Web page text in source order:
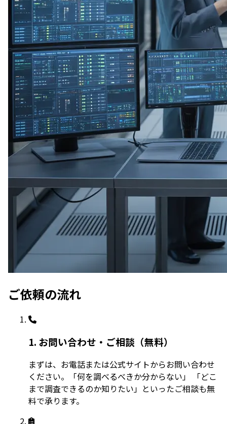
ご依頼の流れ
1. お問い合わせ・ご相談（無料）
まずは、お電話または公式サイトからお問い合わせ
ください。「何を調べるべきか分からない」 「どこ
まで調査できるのか知りたい」といったご相談も無
料で承ります。